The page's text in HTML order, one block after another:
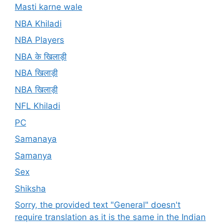
Masti karne wale
NBA Khiladi
NBA Players
NBA के खिलाड़ी
NBA खिलाड़ी
NBA खिलाड़ी
NFL Khiladi
PC
Samanaya
Samanya
Sex
Shiksha
Sorry, the provided text "General" doesn't
require translation as it is the same in the Indian